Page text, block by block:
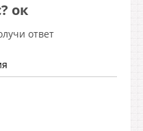
ок
ответ